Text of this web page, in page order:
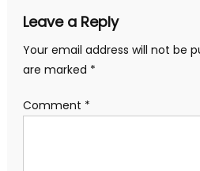
Leave a Reply
Your email address will not be
are marked *
Comment *